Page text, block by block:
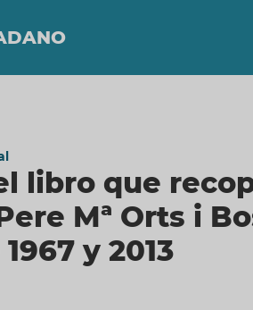
libro que
Mª Orts i
y 2013